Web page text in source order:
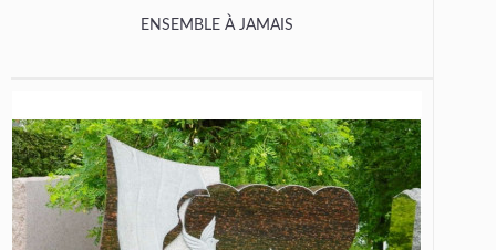
ENSEMBLE À JAMAIS